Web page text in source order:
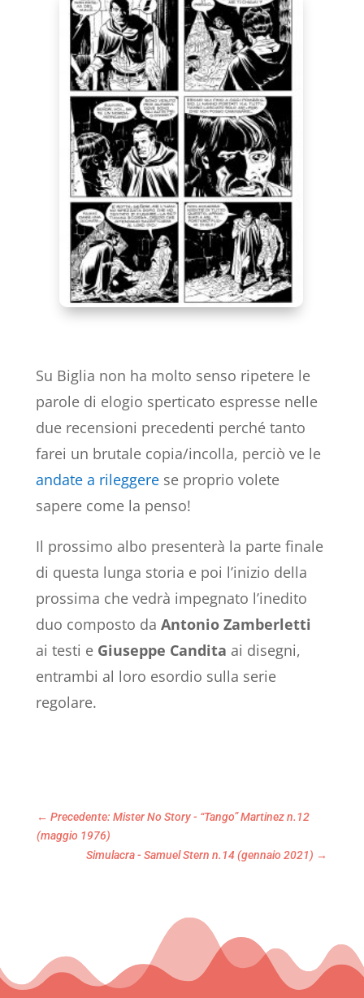
Su Biglia non ha molto senso ripetere le
parole di elogio sperticato espresse nelle
due recensioni precedenti perché tanto
farei un brutale copia/incolla, perciò ve le
andate a rileggerese proprio volete
sapere come la penso!
Il prossimo albo presenterà la parte finale
di questa lunga storia e poi l’inizio della
prossima che vedrà impegnato l’inedito
duo composto da Antonio Zamberletti
ai testi e Giuseppe Candita ai disegni,
entrambi al loro esordio sulla serie
regolare.
← Precedente: Mister No Story - “Tango” Martinez n.12
(maggio 1976)
Simulacra - Samuel Stern n.14 (gennaio 2021) →